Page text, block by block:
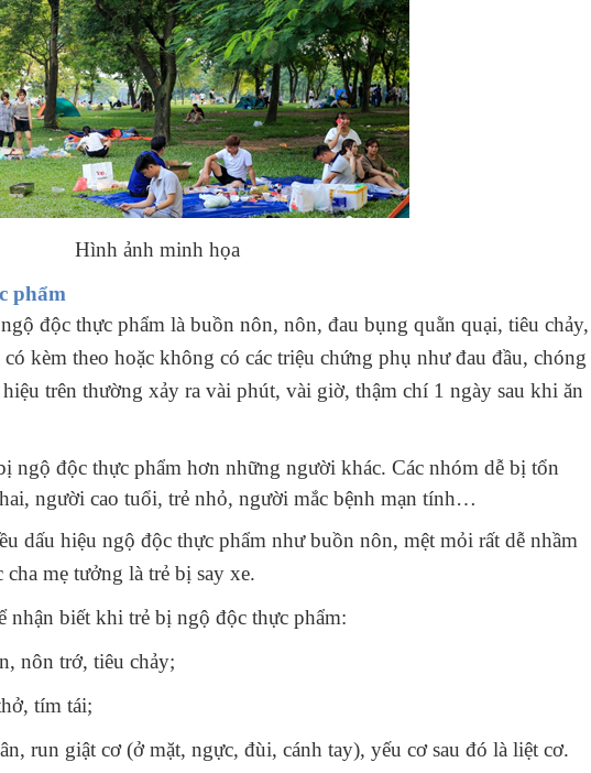
Hình ảnh minh họa
phẩm
độc thực phẩm là buồn nôn, nôn, đau bụng quằn quại, tiêu chảy,
kèm theo hoặc không có các triệu chứng phụ như đau đầu, chóng
trên thường xảy ra vài phút, vài giờ, thậm chí 1 ngày sau khi ăn
ngộ độc thực phẩm hơn những người khác. Các nhóm dễ bị tổn
người cao tuổi, trẻ nhỏ, người mắc bệnh mạn tính…
dấu hiệu ngộ độc thực phẩm như buồn nôn, mệt mỏi rất dễ nhầm
mẹ tưởng là trẻ bị say xe.
nhận biết khi trẻ bị ngộ độc thực phẩm:
nôn trớ, tiêu chảy;
tím tái;
run giật cơ (ở mặt, ngực, đùi, cánh tay), yếu cơ sau đó là liệt cơ.